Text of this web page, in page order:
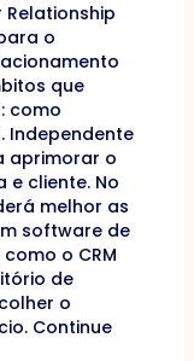
Relationship
o
que
como
Independente
aprimorar o
e cliente. No
melhor as
software de
o CRM
de
o
Continue